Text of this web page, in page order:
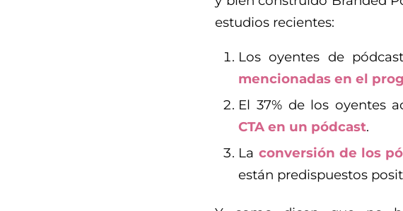
estudios recientes:
Los oyentes de
mencionadas en el
El 37% de los oyentes
CTA en un pódcast.
La conversión de los
están predispuestos